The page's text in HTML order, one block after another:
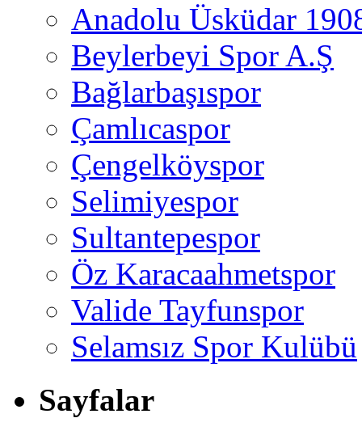
Anadolu Üsküdar
Beylerbeyi Spor A.Ş
Bağlarbaşıspor
Çamlıcaspor
Çengelköyspor
Selimiyespor
Sultantepespor
Öz Karacaahmetspor
Valide Tayfunspor
Selamsız Spor Kulübü
Sayfalar